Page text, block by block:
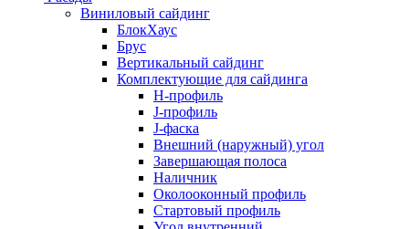
Виниловый сайдинг
БлокХаус
Брус
Вертикальный сайдинг
Комплектующие для сайдинга
H-профиль
J-профиль
J-фаска
Внешний (наружный) угол
Завершающая полоса
Наличник
Околооконный профиль
Стартовый профиль